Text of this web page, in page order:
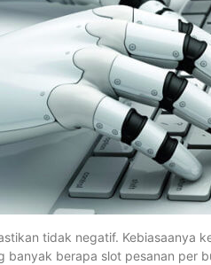
tidak negatif. Kebiasaanya
banyak berapa slot pesanan per